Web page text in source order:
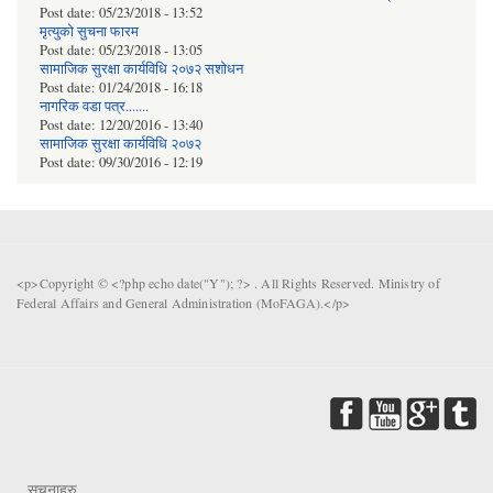
Post date: 05/23/2018 - 13:52
मृत्युको सुचना फारम
Post date: 05/23/2018 - 13:05
सामाजिक सुरक्षा कार्यविधि २०७२ स‌शाेधन
Post date: 01/24/2018 - 16:18
नागरिक वडा पत्र.......
Post date: 12/20/2016 - 13:40
सामाजिक सुरक्षा कार्यविधि २०७२
Post date: 09/30/2016 - 12:19
<p>Copyright © <?php echo date("Y"); ?> . All Rights Reserved. Ministry of
Federal Affairs and General Administration (MoFAGA).</p>